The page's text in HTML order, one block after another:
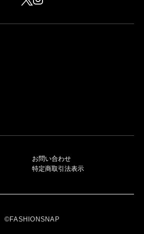
お問い合わせ
特定商取引法表示
©FASHIONSNAP